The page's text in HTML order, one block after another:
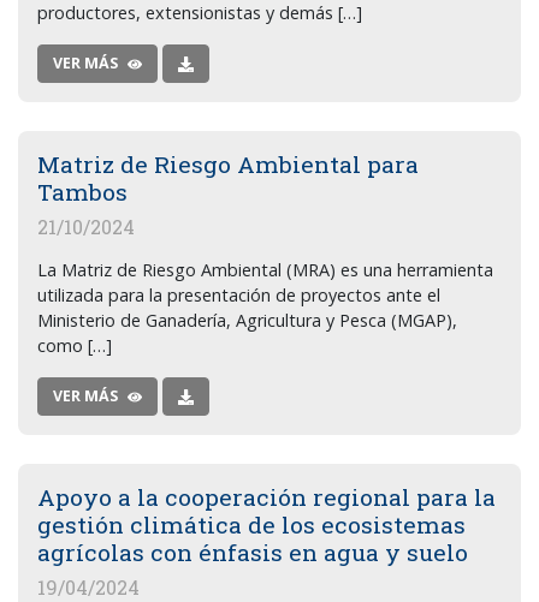
productores, extensionistas y demás […]
VER MÁS
Matriz de Riesgo Ambiental para
Tambos
21/10/2024
La Matriz de Riesgo Ambiental (MRA) es una herramienta
utilizada para la presentación de proyectos ante el
Ministerio de Ganadería, Agricultura y Pesca (MGAP),
como […]
VER MÁS
Apoyo a la cooperación regional para la
gestión climática de los ecosistemas
agrícolas con énfasis en agua y suelo
19/04/2024